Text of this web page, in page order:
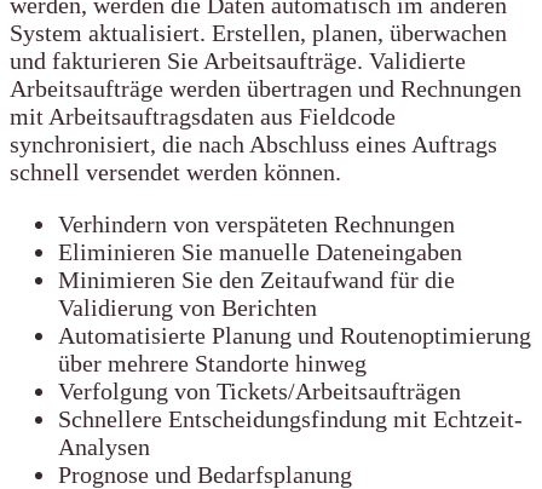
System aktualisiert. Erstellen, planen, überwachen
und fakturieren Sie Arbeitsaufträge. Validierte
Arbeitsaufträge werden übertragen und Rechnungen
mit Arbeitsauftragsdaten aus Fieldcode
synchronisiert, die nach Abschluss eines Auftrags
schnell versendet werden können.
Verhindern von verspäteten Rechnungen
Eliminieren Sie manuelle Dateneingaben
Minimieren Sie den Zeitaufwand für die
Validierung von Berichten
Automatisierte Planung und Routenoptimierung
über mehrere Standorte hinweg
Verfolgung von Tickets/Arbeitsaufträgen
Schnellere Entscheidungsfindung mit Echtzeit-
Analysen
Prognose und Bedarfsplanung